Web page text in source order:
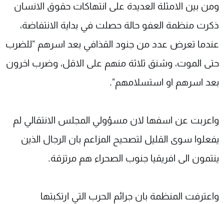
ومن بين الامثلة العديدة على انتهاكات حقوق الانسان
ذكرت منظمة العفو حالة حصلت في بداية الانتفاضة،
عندما تعرض عدد من جنود القذافي بعد اسرهم "للضرب
حتى الموت، وشنق ثلاثة منهم على الاقل، وضرب اخرون
بعد اسرهم او استسلامهم".
واعربت عن اسفها لان مسؤولي المجلس الانتقالي لم
يفعلوا سوى القليل لتصحيح المزاعم بان الرجال الذين
ينتمون الى افريقيا جنوب الصحراء هم مرتزقة.
واعترفت المنظمة بان جرائم الحرب التي ارتكبتها